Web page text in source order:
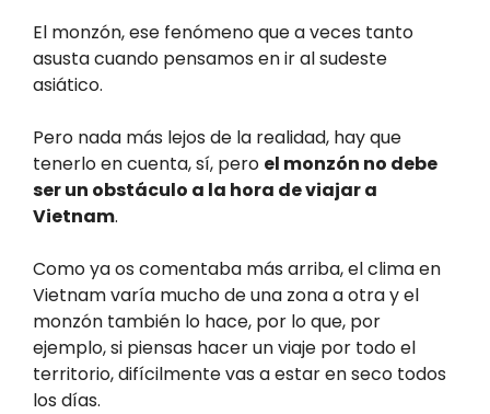
El monzón, ese fenómeno que a veces tanto
asusta cuando pensamos en ir al sudeste
asiático.
Pero nada más lejos de la realidad, hay que
tenerlo en cuenta, sí, pero el monzón no debe
ser un obstáculo a la hora de viajar a
Vietnam.
Como ya os comentaba más arriba, el clima en
Vietnam varía mucho de una zona a otra y el
monzón también lo hace, por lo que, por
ejemplo, si piensas hacer un viaje por todo el
territorio, difícilmente vas a estar en seco todos
los días.